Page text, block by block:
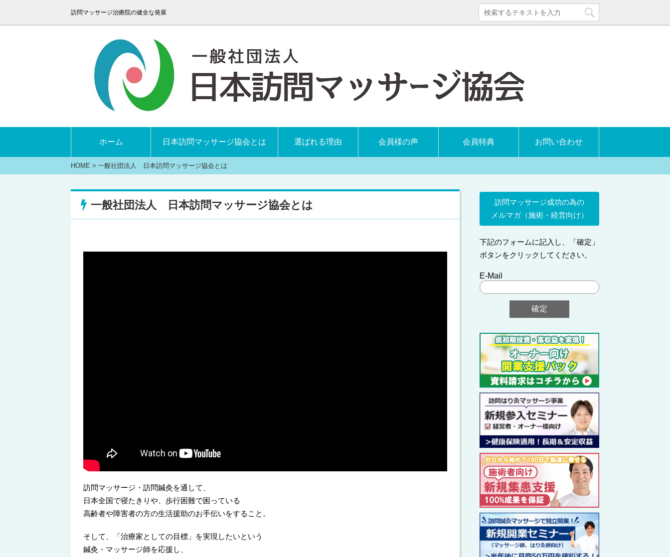
訪問マッサージ治療院の健全な発展
ホーム 日本訪問マッサージ協会とは 選ばれる理由 会員様の声 会員特典 お問い合わせ
HOME > 一般社団法人 日本訪問マッサージ協会とは
一般社団法人 日本訪問マッサージ協会とは
訪問マッサージ・訪問鍼灸を通して、
日本全国で寝たきりや、歩行困難で困っている
高齢者や障害者の方の生活援助のお手伝いをすること。
そして、「治療家としての目標」を実現したいという
鍼灸・マッサージ師を応援し、
訪問マッサージ成功の為の
メルマガ（施術・経営向け）
下記のフォームに記入し、「確定」
ボタンをクリックしてください。
E-Mail